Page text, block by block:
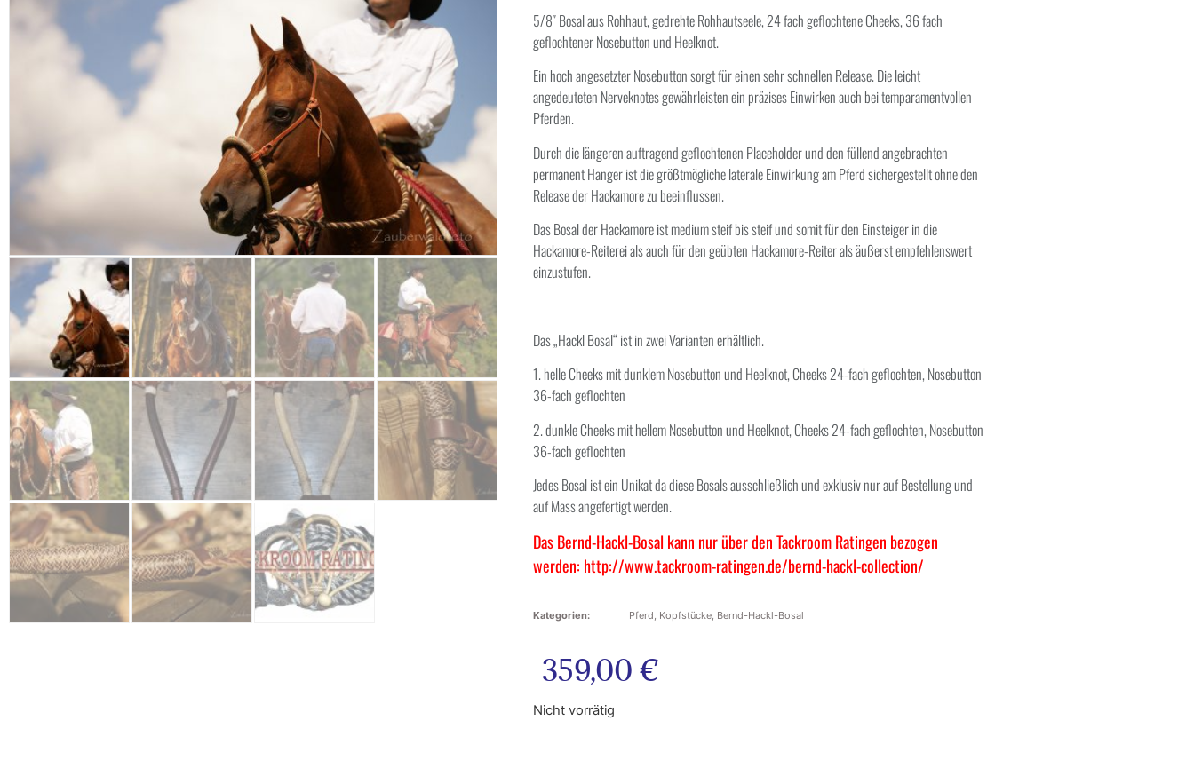
5/8″ Bosal aus Rohhaut, gedrehte Rohhautseele, 24 fach geflochtene Cheeks, 36 fach
geflochtener Nosebutton und Heelknot.
Ein hoch angesetzter Nosebutton sorgt für einen sehr schnellen Release. Die leicht
angedeuteten Nerveknotes gewährleisten ein präzises Einwirken auch bei temparamentvollen
Pferden.
Durch die längeren auftragend geflochtenen Placeholder und den füllend angebrachten
permanent Hanger ist die größtmögliche laterale Einwirkung am Pferd sichergestellt ohne den
Release der Hackamore zu beeinflussen.
Das Bosal der Hackamore ist medium steif bis steif und somit für den Einsteiger in die
Hackamore-Reiterei als auch für den geübten Hackamore-Reiter als äußerst empfehlenswert
einzustufen.
Das „Hackl Bosal“ ist in zwei Varianten erhältlich.
1. helle Cheeks mit dunklem Nosebutton und Heelknot, Cheeks 24-fach geflochten, Nosebutton
36-fach geflochten
2. dunkle Cheeks mit hellem Nosebutton und Heelknot, Cheeks 24-fach geflochten, Nosebutton
36-fach geflochten
Jedes Bosal ist ein Unikat da diese Bosals ausschließlich und exklusiv nur auf Bestellung und
auf Mass angefertigt werden.
Das Bernd-Hackl-Bosal kann nur über den Tackroom Ratingen bezogen
werden: http://www.tackroom-ratingen.de/bernd-hackl-collection/
Kategorien: Pferd, Kopfstücke, Bernd-Hackl-Bosal
359,00 €
Nicht vorrätig